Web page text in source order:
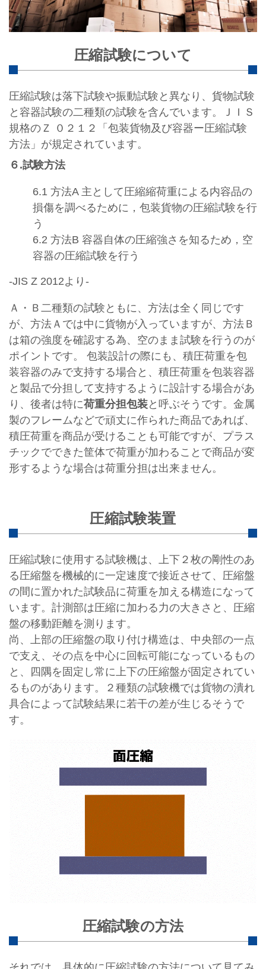
圧縮試験について
圧縮試験は落下試験や振動試験と異なり、貨物試験
と容器試験の二種類の試験を含んでいます。ＪＩＳ
規格のＺ ０２１２「包装貨物及び容器ー圧縮試験
方法」が規定されています。
６.試験方法
6.1 方法A 主として圧縮縮荷重による内容品の
損傷を調べるために，包装貨物の圧縮試験を行
う
6.2 方法B 容器自体の圧縮強さを知るため，空
容器の圧縮試験を行う
-JIS Z 2012より-
Ａ・Ｂ二種類の試験ともに、方法は全く同じです
が、方法Ａでは中に貨物が入っていますが、方法Ｂ
は箱の強度を確認する為、空のまま試験を行うのが
ポイントです。 包装設計の際にも、積圧荷重を包
装容器のみで支持する場合と、積圧荷重を包装容器
と製品で分担して支持するように設計する場合があ
り、後者は特に荷重分担包装と呼ぶそうです。金属
製のフレームなどで頑丈に作られた商品であれば、
積圧荷重を商品が受けることも可能ですが、プラス
チックでできた筐体で荷重が加わることで商品が変
形するような場合は荷重分担は出来ません。
圧縮試験装置
圧縮試験に使用する試験機は、上下２枚の剛性のあ
る圧縮盤を機械的に一定速度で接近させて、圧縮盤
の間に置かれた試験品に荷重を加える構造になって
います。計測部は圧縮に加わる力の大きさと、圧縮
盤の移動距離を測ります。
尚、上部の圧縮盤の取り付け構造は、中央部の一点
で支え、その点を中心に回転可能になっているもの
と、四隅を固定し常に上下の圧縮盤が固定されてい
るものがあります。２種類の試験機では貨物の潰れ
具合によって試験結果に若干の差が生じるそうで
す。
圧縮試験の方法